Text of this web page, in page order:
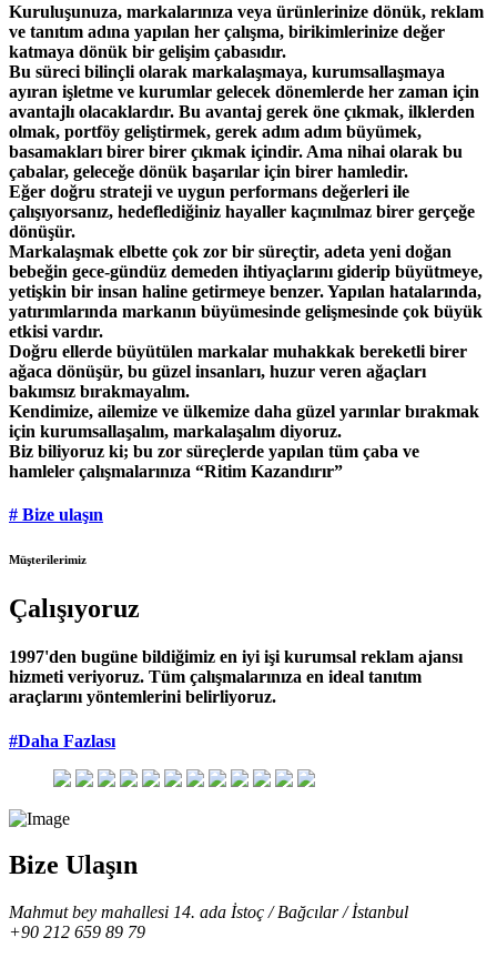
Kuruluşunuza, markalarınıza veya ürünlerinize dönük, reklam
ve tanıtım adına yapılan her çalışma, birikimlerinize değer
katmaya dönük bir gelişim çabasıdır.
Bu süreci bilinçli olarak markalaşmaya, kurumsallaşmaya
ayıran işletme ve kurumlar gelecek dönemlerde her zaman için
avantajlı olacaklardır. Bu avantaj gerek öne çıkmak, ilklerden
olmak, portföy geliştirmek, gerek adım adım büyümek,
basamakları birer birer çıkmak içindir. Ama nihai olarak bu
çabalar, geleceğe dönük başarılar için birer hamledir.
Eğer doğru strateji ve uygun performans değerleri ile
çalışıyorsanız, hedeflediğiniz hayaller kaçınılmaz birer gerçeğe
dönüşür.
Markalaşmak elbette çok zor bir süreçtir, adeta yeni doğan
bebeğin gece-gündüz demeden ihtiyaçlarını giderip büyütmeye,
yetişkin bir insan haline getirmeye benzer. Yapılan hatalarında,
yatırımlarında markanın büyümesinde gelişmesinde çok büyük
etkisi vardır.
Doğru ellerde büyütülen markalar muhakkak bereketli birer
ağaca dönüşür, bu güzel insanları, huzur veren ağaçları
bakımsız bırakmayalım.
Kendimize, ailemize ve ülkemize daha güzel yarınlar bırakmak
için kurumsallaşalım, markalaşalım diyoruz.
Biz biliyoruz ki; bu zor süreçlerde yapılan tüm çaba ve
hamleler çalışmalarınıza “Ritim Kazandırır”
# Bize ulaşın
Müşterilerimiz
Çalışıyoruz
1997'den bugüne bildiğimiz en iyi işi kurumsal reklam ajansı
hizmeti veriyoruz. Tüm çalışmalarınıza en ideal tanıtım
araçlarını yöntemlerini belirliyoruz.
#Daha Fazlası
Bize Ulaşın
Mahmut bey mahallesi 14. ada İstoç / Bağcılar / İstanbul
+90 212 659 89 79